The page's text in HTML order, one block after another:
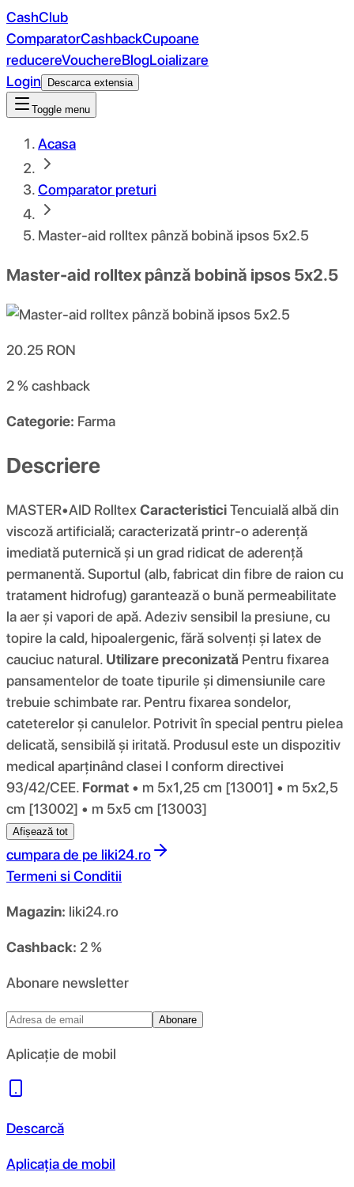
CashClub
ComparatorCashbackCupoane
reducereVouchereBlogLoializare
Login
Descarca extensia
Toggle menu
Acasa
Comparator preturi
Master-aid rolltex pânză bobină ipsos 5x2.5
Master-aid rolltex pânză bobină ipsos 5x2.5
20.25 RON
2 %cashback
Categorie: Farma
Descriere
MASTER•AID Rolltex CaracteristiciTencuială albă din
viscoză artificială; caracterizată printr-o aderență
imediată puternică și un grad ridicat de aderență
permanentă. Suportul (alb, fabricat din fibre de raion cu
tratament hidrofug) garantează o bună permeabilitate
la aer și vapori de apă. Adeziv sensibil la presiune, cu
topire la cald, hipoalergenic, fără solvenți și latex de
cauciuc natural. Utilizare preconizată Pentru fixarea
pansamentelor de toate tipurile și dimensiunile care
trebuie schimbate rar. Pentru fixarea sondelor,
cateterelor și canulelor. Potrivit în special pentru pielea
delicată, sensibilă și iritată. Produsul este un dispozitiv
medical aparținând clasei I conform directivei
93/42/CEE. Format • m 5x1,25 cm [13001] • m 5x2,5
cm [13002] • m 5x5 cm [13003]
Afișează tot
cumpara de pe liki24.ro
Termeni si Conditii
Magazin: liki24.ro
Cashback: 2 %
Abonare newsletter
Abonare
Aplicație de mobil
Descarcă
Aplicația de mobil